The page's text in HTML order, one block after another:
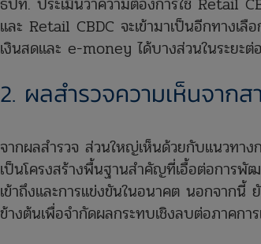
และ Retail CBDC จะเข้ามาเป็นอีกทางเลื
เงินสดและ e-money ได้บางส่วนในระยะต่
2. ผลสำรวจความเห็นจาก
จากผลสำรวจ ส่วนใหญ่เห็นด้วยกับแนวทา
เป็นโครงสร้างพื้นฐานสำคัญที่เอื้อต่อการพั
เข้าถึงและการแข่งขันในอนาคต นอกจากนี้
ข้างต้นเพื่อจำกัดผลกระทบเชิงลบต่อภาคการ